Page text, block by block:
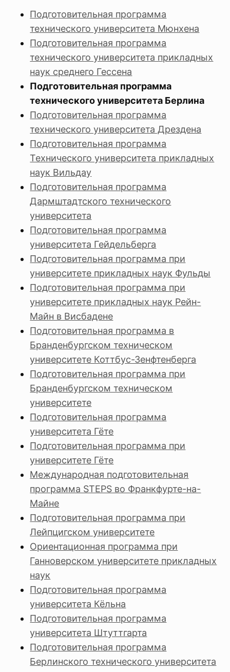
Подготовительная программа
технического университета Мюнхена
Подготовительная программа
технического университета прикладных
наук среднего Гессена
Подготовительная программа
технического университета Берлина
Подготовительная программа
технического университета Дрездена
Подготовительная программа
Технического университета прикладных
наук Вильдау
Подготовительная программа
Дармштадтского технического
университета
Подготовительная программа
университета Гейдельберга
Подготовительная программа при
университете прикладных наук Фульды
Подготовительная программа при
университете прикладных наук Рейн-
Майн в Висбадене
Подготовительная программа в
Бранденбургском техническом
университете Коттбус-Зенфтенберга
Подготовительная программа при
Бранденбургском техническом
университете
Подготовительная программа
университета Гёте
Подготовительная программа при
университете Гёте
Международная подготовительная
программа STEPS во Франкфурте-на-
Майне
Подготовительная программа при
Лейпцигском университете
Ориентационная программа при
Ганноверском университете прикладных
наук
Подготовительная программа
университета Кёльна
Подготовительная программа
университета Штуттгарта
Подготовительная программа
Берлинского технического университета